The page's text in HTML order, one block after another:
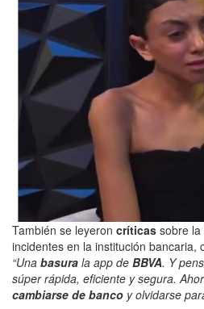
También se leyeron críticas sobre
incidentes en la institución bancaria,
“Una basura la app de BBVA. Y
súper rápida, eficiente y segura.
cambiarse de banco y olvidarse